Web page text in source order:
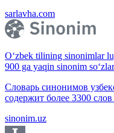
sarlavha.com
O‘zbek tilining sinonimlar
900 ga yaqin sinonim
Словарь синонимов
содержит более 3300
sinonim.uz